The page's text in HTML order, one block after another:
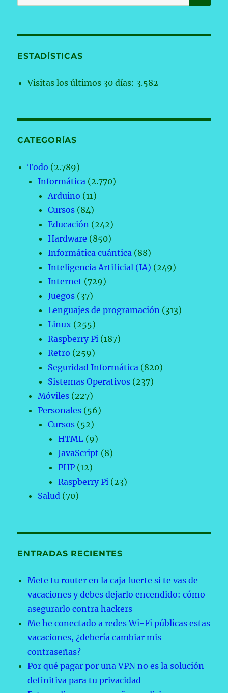
por:
ESTADÍSTICAS
Visitas los últimos 30 días: 3.582
CATEGORÍAS
Todo (2.789)
Informática (2.770)
Arduino (11)
Cursos (84)
Educación (242)
Hardware (850)
Informática cuántica (88)
Inteligencia Artificial (IA) (249)
Internet (729)
Juegos (37)
Lenguajes de programación (313)
Linux (255)
Raspberry Pi (187)
Retro (259)
Seguridad Informática (820)
Sistemas Operativos (237)
Móviles (227)
Personales (56)
Cursos (52)
HTML (9)
JavaScript (8)
PHP (12)
Raspberry Pi (23)
Salud (70)
ENTRADAS RECIENTES
Mete tu router en la caja fuerte si te vas de
vacaciones y debes dejarlo encendido: cómo
asegurarlo contra hackers
Me he conectado a redes Wi-Fi públicas estas
vacaciones, ¿debería cambiar mis
contraseñas?
Por qué pagar por una VPN no es la solución
definitiva para tu privacidad